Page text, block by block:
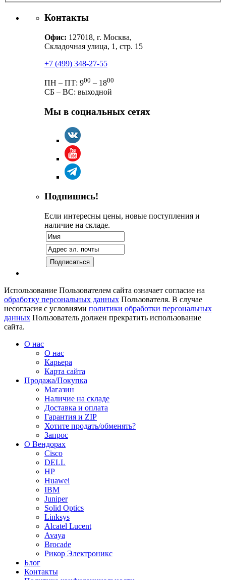
Контакты
Офис: 127018, г. Москва,
Складочная улица, 1, стр. 15
+7 (499) 348-27-55
ПН – ПТ: 900 – 1800
СБ – ВС: выходной
Мы в социальных сетях
Подпишись!
Если интересны цены, новые поступления и
наличие на складе.
Использование Пользователем сайта означает согласие на
обработку персональных данных Пользователя. В случае
несогласия с условиями политики обработки персональных
данных Пользователь должен прекратить использование
сайта.
О нас
О нас
Карьера
Карта сайта
Продажа/Покупка
Магазин
Наличие на складе
Доставка и оплата
Гарантия и ZIP
Хотите продать/обменять?
Запрос
О Вендорах
Cisco
DELL
HP
Huawei
IBM
Juniper
Solid Optics
Linksys
Alcatel Lucent
Avaya
Brocade
Рикор Электроникс
Блог
Контакты